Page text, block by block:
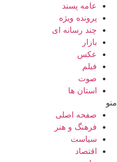
عامه پسند
پرونده ویژه
چند رسانه ای
بازار
عکس
فیلم
صوت
استان ها
منو
صفحه اصلی
فرهنگ و هنر
سیاست
اقتصاد